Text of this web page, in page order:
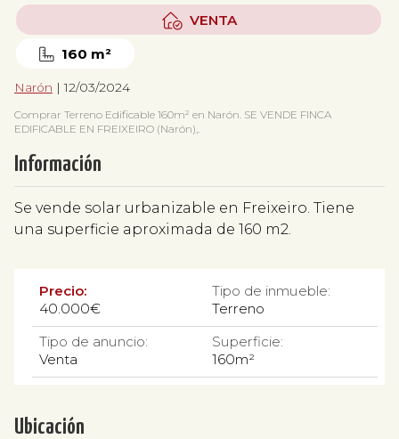
VENTA
160 m²
Narón | 12/03/2024
Comprar Terreno Edificable 160m² en Narón. SE VENDE FINCA
EDIFICABLE EN FREIXEIRO (Narón),.
Información
Se vende solar urbanizable en Freixeiro. Tiene
una superficie aproximada de 160 m2.
Precio:
40.000€
Tipo de inmueble:
Terreno
Tipo de anuncio:
Venta
Superficie:
160m²
Ubicación